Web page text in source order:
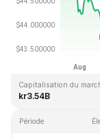
Dernière mise à jour :
Plus haut niveau
Capitalisation du
kr3.54B
Période